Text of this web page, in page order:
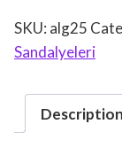
SKU: alg25
Sandalyeleri
Description